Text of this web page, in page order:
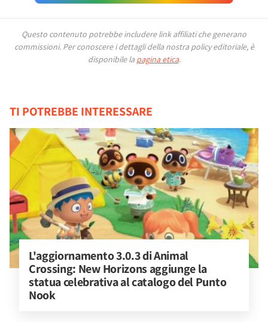
Questo contenuto potrebbe includere link affiliati che generano
commissioni. Per conoscere i dettagli della nostra policy editoriale, è
disponibile la pagina etica.
TI POTREBBE INTERESSARE
L'aggiornamento 3.0.3 di Animal
Crossing: New Horizons aggiunge la
statua celebrativa al catalogo del Punto
Nook